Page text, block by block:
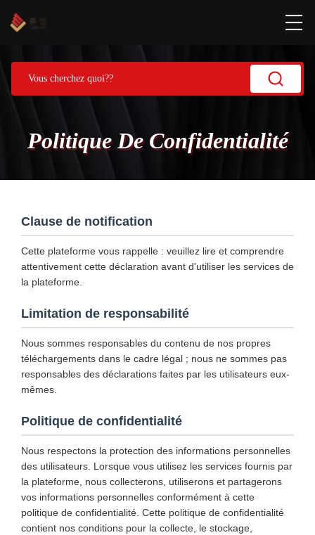
Politique De Confidentialité
Clause de notification
Cette plateforme vous rappelle : veuillez lire et comprendre
attentivement cette déclaration avant d'utiliser les services de
la plateforme.
Limitation de responsabilité
Nous sommes responsables du contenu de nos propres
téléchargements dans le cadre légal ; nous ne sommes pas
responsables des déclarations faites par les utilisateurs eux-
mêmes.
Politique de confidentialité
Nous respectons la protection des informations personnelles
des utilisateurs. Lorsque vous utilisez les services fournis par
la plateforme, nous collecterons, utiliserons et partagerons
vos informations personnelles conformément à cette
politique de confidentialité. Cette politique de confidentialité
contient nos conditions pour la collecte, le stockage,